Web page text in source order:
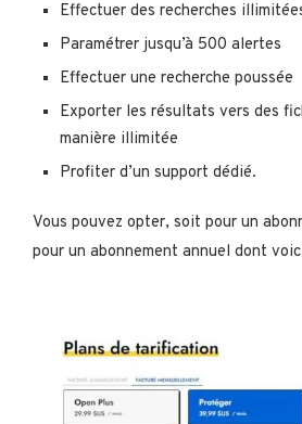
Effectuer des recherches
Paramétrer jusqu’à 500 alertes
Effectuer une recherche poussée
Exporter les résultats vers des
manière illimitée
Profiter d’un support dédié.
Vous pouvez opter, soit pour un
pour un abonnement annuel dont